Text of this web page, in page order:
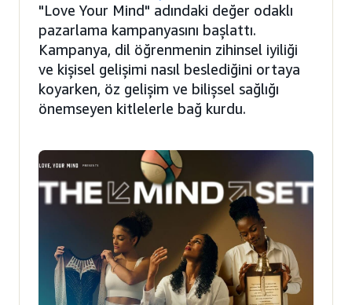
"Love Your Mind" adındaki değer odaklı
pazarlama kampanyasını başlattı.
Kampanya, dil öğrenmenin zihinsel iyiliği
ve kişisel gelişimi nasıl beslediğini ortaya
koyarken, öz gelişim ve bilişsel sağlığı
önemseyen kitlelerle bağ kurdu.